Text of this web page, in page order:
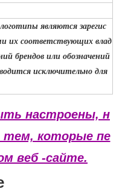
являются зарегис
их соответствующих влад
брендов или обозначений
исключительно для
настроены, н
тем, которые пе
веб -сайте.